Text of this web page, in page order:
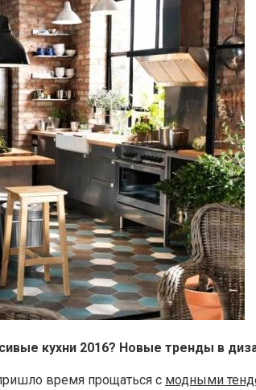
кухни 2016? Новые тренды в
время прощаться с модными